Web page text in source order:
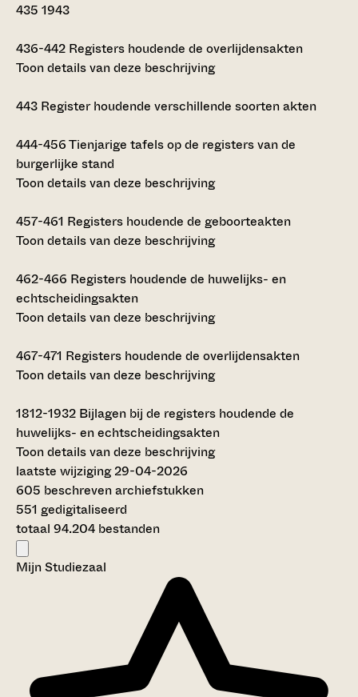
435 1943
436-442 Registers houdende de overlijdensakten
Toon details van deze beschrijving
443 Register houdende verschillende soorten akten
444-456Tienjarige tafels op de registers van de
burgerlijke stand
Toon details van deze beschrijving
457-461 Registers houdende de geboorteakten
Toon details van deze beschrijving
462-466 Registers houdende de huwelijks- en
echtscheidingsakten
Toon details van deze beschrijving
467-471 Registers houdende de overlijdensakten
Toon details van deze beschrijving
1812-1932 Bijlagen bij de registers houdende de
huwelijks- en echtscheidingsakten
Toon details van deze beschrijving
laatste wijziging 29-04-2026
605 beschreven archiefstukken
551 gedigitaliseerd
totaal 94.204 bestanden
Mijn Studiezaal